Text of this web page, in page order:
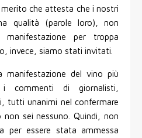
che attesta che i nostri
qualità (parole loro), non
manifestazione per troppa
invece, siamo stati invitati.
manifestazione del vino più
commenti di giornalisti,
tutti unanimi nel confermare
sei nessuno. Quindi, non
per essere stata ammessa